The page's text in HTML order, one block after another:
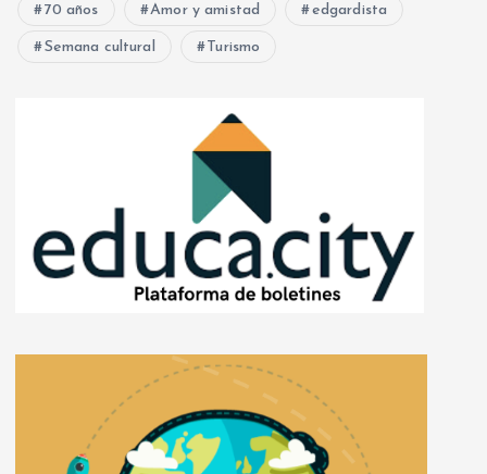
70 años Amor y amistad edgardista
Semana cultural Turismo